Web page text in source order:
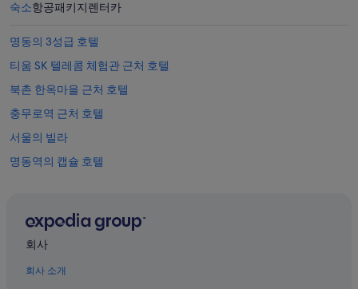
숙소항공패키지렌터카
명동의 3성급 호텔
티움 SK 텔레콤 체험관 근처 호텔
북촌 한옥마을 근처 호텔
충무로역 근처 호텔
서울의 빌라
명동역의 캡슐 호텔
주한 미국대사관 근처 호텔
회사
회사 소개